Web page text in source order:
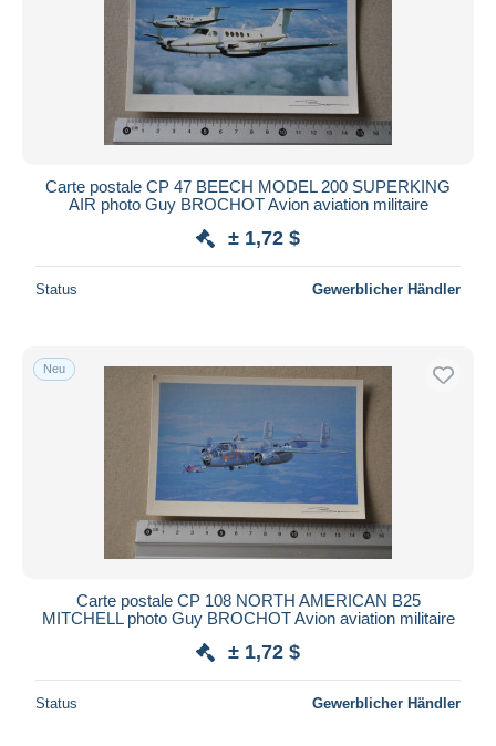
Carte postale CP 47 BEECH MODEL 200 SUPERKING
AIR photo Guy BROCHOT Avion aviation militaire
± 1,72 $
Status Gewerblicher Händler
Neu
Carte postale CP 108 NORTH AMERICAN B25
MITCHELL photo Guy BROCHOT Avion aviation militaire
± 1,72 $
Status Gewerblicher Händler